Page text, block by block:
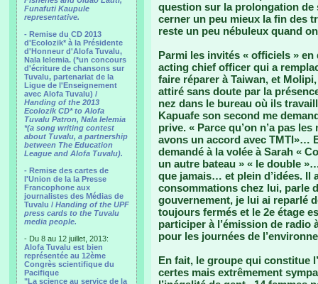
Funafuti Kaupule
representative.
- Remise du CD 2013
d'Ecolozik* à la Présidente
d'Honneur d'Alofa Tuvalu,
Nala Ielemia. (*un concours
d'écriture de chansons sur
Tuvalu, partenariat de la
Ligue de l'Enseignement
avec Alofa Tuvalu) /
Handing of the 2013
Ecolozik CD* to Alofa
Tuvalu Patron, Nala Ielemia
*(a song writing contest
about Tuvalu, a partnership
between The Education
League and Alofa Tuvalu).
- Remise des cartes de
l'Union de la la Presse
Francophone aux
journalistes des Médias de
Tuvalu / Handing of the UPF
press cards to the Tuvalu
media people.
- Du 8 au 12 juillet, 2013:
Alofa Tuvalu est bien
représentée au 12ème
Congrès scientifique du
Pacifique
"La science au service de la
question sur la prolongation de
cerner un peu mieux la fin des
reste un peu nébuleux quand
Parmi les invités « officiels »
acting chief officer qui a
faire réparer à Taiwan, et
attiré sans doute par la
nez dans le bureau où ils
Kapuafe son second me
prive. « Parce qu’on n’a pas
avons un accord avec TMTI»…
demandé à la volée à Sarah «
un autre bateau » « le double
que jamais… et plein d’idées. Il
consommations chez lui, parle
gouvernement, je lui ai reparlé
toujours fermés et le 2e étage
participer à l’émission de
pour les journées de
En fait, le groupe qui constitue
certes mais extrêmement